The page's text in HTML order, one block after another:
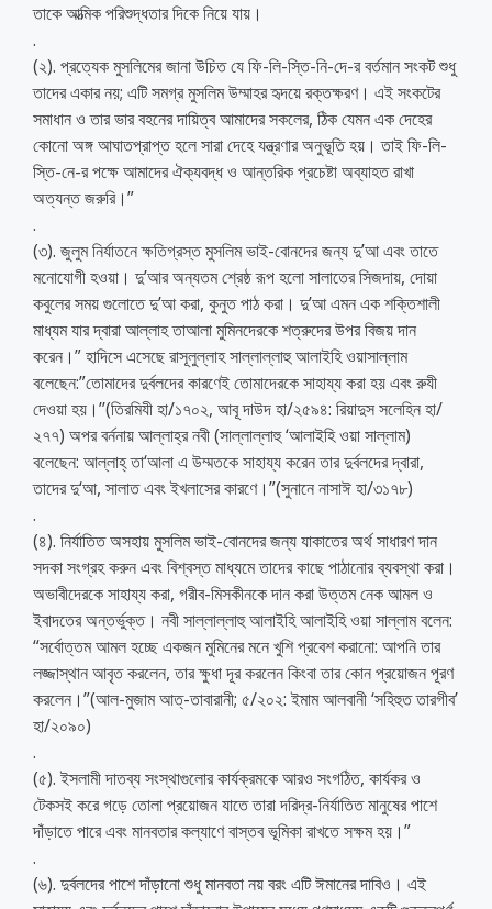
তাকে আত্মিক পরিশুদ্ধতার দিকে নিয়ে যায়।
.
(২). প্রত্যেক মুসলিমের জানা উচিত যে ফি-লি-স্তি-নি-দে-র বর্তমান সংকট শুধু
তাদের একার নয়; এটি সমগ্র মুসলিম উম্মাহর হৃদয়ে রক্তক্ষরণ। এই সংকটের
সমাধান ও তার ভার বহনের দায়িত্ব আমাদের সকলের, ঠিক যেমন এক দেহের
কোনো অঙ্গ আঘাতপ্রাপ্ত হলে সারা দেহে যন্ত্রণার অনুভূতি হয়। তাই ফি-লি-
স্তি-নে-র পক্ষে আমাদের ঐক্যবদ্ধ ও আন্তরিক প্রচেষ্টা অব্যাহত রাখা
অত্যন্ত জরুরি।”
.
(৩). জুলুম নির্যাতনে ক্ষতিগ্রস্ত মুসলিম ভাই-বোনদের জন্য দু’আ এবং তাতে
মনোযোগী হওয়া। দু’আর অন্যতম শ্রেষ্ঠ রূপ হলো সালাতের সিজদায়, দোয়া
কবুলের সময় গুলোতে দু’আ করা, কুনুত পাঠ করা। দু’আ এমন এক শক্তিশালী
মাধ্যম যার দ্বারা আল্লাহ তাআলা মুমিনদেরকে শত্রুদের উপর বিজয় দান
করেন।” হাদিসে এসেছে রাসূলুল্লাহ সাল্লাল্লাহু আলাইহি ওয়াসাল্লাম
বলেছেন:”তোমাদের দুর্বলদের কারণেই তোমাদেরকে সাহায্য করা হয় এবং রুযী
দেওয়া হয়।’’(তিরমিযী হা/১৭০২, আবূ দাউদ হা/২৫৯৪: রিয়াদুস সলেহিন হা/
২৭৭) অপর বর্ননায় আল্লাহ্‌র নবী (সাল্লাল্লাহু ‘আলাইহি ওয়া সাল্লাম)
বলেছেন: আল্লাহ্ তা‘আলা এ উম্মতকে সাহায্য করেন তার দুর্বলদের দ্বারা,
তাদের দু‘আ, সালাত এবং ইখলাসের কারণে।”(সুনানে নাসাঈ হা/৩১৭৮)
.
(৪). নির্যাতিত অসহায় মুসলিম ভাই-বোনদের জন্য যাকাতের অর্থ সাধারণ দান
সদকা সংগ্রহ করুন এবং বিশ্বস্ত মাধ্যমে তাদের কাছে পাঠানোর ব্যবস্থা করা।
অভাবীদেরকে সাহায্য করা, গরীব-মিসকীনকে দান করা উত্তম নেক আমল ও
ইবাদতের অন্তর্ভুক্ত। নবী সাল্লাল্লাহু আলাইহি আলাইহি ওয়া সাল্লাম বলেন:
“সর্বোত্তম আমল হচ্ছে একজন মুমিনের মনে খুশি প্রবেশ করানো: আপনি তার
লজ্জাস্থান আবৃত করলেন, তার ক্ষুধা দূর করলেন কিংবা তার কোন প্রয়োজন পূরণ
করলেন।”(আল-মুজাম আত্‌-তাবারানী; ৫/২০২: ইমাম আলবানী ‘সহিহুত তারগীব’
হা/২০৯০)
.
(৫). ইসলামী দাতব্য সংস্থাগুলোর কার্যক্রমকে আরও সংগঠিত, কার্যকর ও
টেকসই করে গড়ে তোলা প্রয়োজন যাতে তারা দরিদ্র-নির্যাতিত মানুষের পাশে
দাঁড়াতে পারে এবং মানবতার কল্যাণে বাস্তব ভূমিকা রাখতে সক্ষম হয়।”
.
(৬). দুর্বলদের পাশে দাঁড়ানো শুধু মানবতা নয় বরং এটি ঈমানের দাবিও। এই